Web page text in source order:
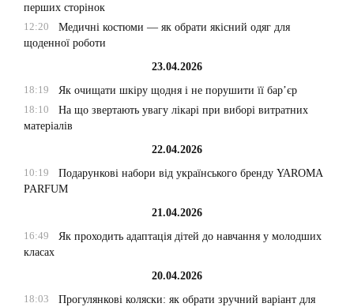
перших сторінок
12:20
Медичні костюми — як обрати якісний одяг для
щоденної роботи
23.04.2026
18:19
Як очищати шкіру щодня і не порушити її бар’єр
18:10
На що звертають увагу лікарі при виборі витратних
матеріалів
22.04.2026
10:19
Подарункові набори від українського бренду YAROMA
PARFUM
21.04.2026
16:49
Як проходить адаптація дітей до навчання у молодших
класах
20.04.2026
18:03
Прогулянкові коляски: як обрати зручний варіант для